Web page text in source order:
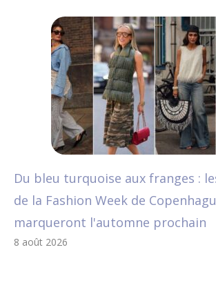
Du bleu turquoise aux franges :
de la Fashion Week de
marqueront l'automne prochain
8 août 2026